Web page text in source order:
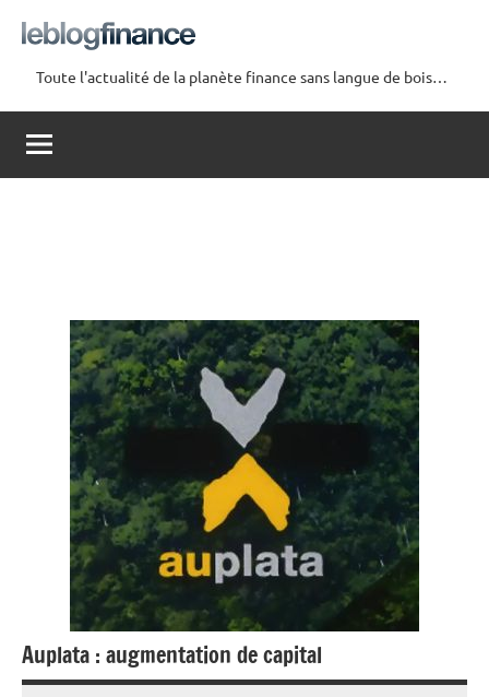
contenu
Le
Blog
Finance
Toute l'actualité de la planète finance sans langue de bois…
Auplata : augmentation de capital